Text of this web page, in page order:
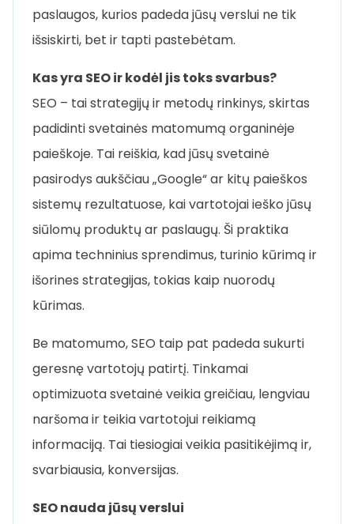
paslaugos, kurios padeda jūsų verslui ne tik
išsiskirti, bet ir tapti pastebėtam.
Kas yra SEO ir kodėl jis toks svarbus?
SEO – tai strategijų ir metodų rinkinys, skirtas
padidinti svetainės matomumą organinėje
paieškoje. Tai reiškia, kad jūsų svetainė
pasirodys aukščiau „Google“ ar kitų paieškos
sistemų rezultatuose, kai vartotojai ieško jūsų
siūlomų produktų ar paslaugų. Ši praktika
apima techninius sprendimus, turinio kūrimą ir
išorines strategijas, tokias kaip nuorodų
kūrimas.
Be matomumo, SEO taip pat padeda sukurti
geresnę vartotojų patirtį. Tinkamai
optimizuota svetainė veikia greičiau, lengviau
naršoma ir teikia vartotojui reikiamą
informaciją. Tai tiesiogiai veikia pasitikėjimą ir,
svarbiausia, konversijas.
SEO nauda jūsų verslui